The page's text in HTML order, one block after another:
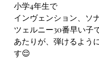
小学4年生で
インヴェンション、ソ
ツェルニー30番早い子
あたりが、弾けるよう
す😌